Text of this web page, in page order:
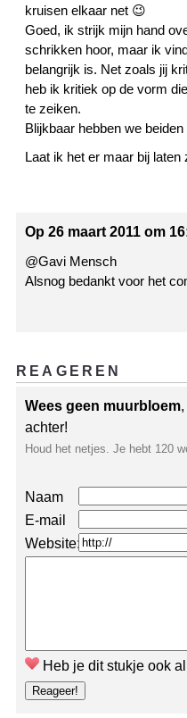
kruisen elkaar net 😉
Goed, ik strijk mijn hand
schrikken hoor, maar ik
belangrijk is. Net zoals jij
heb ik kritiek op de vorm
te zeiken.
Blijkbaar hebben we
Laat ik het er maar bij laten
Op 26 maart 2011 om
@Gavi Mensch
Alsnog bedankt voor het
REAGEREN
Wees geen muurbloem
achter!
Houd het netjes. Je hebt 120
Naam
E-mail
Website:
Heb je dit stukje ook